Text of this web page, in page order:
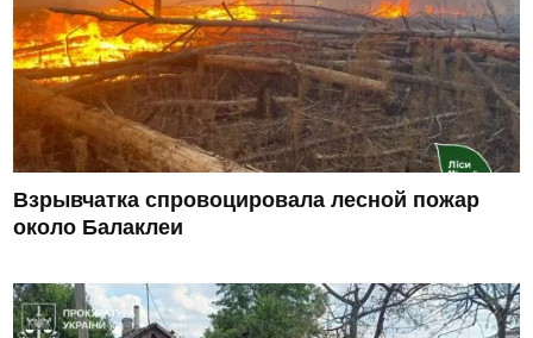
Взрывчатка спровоцировала лесной пожар
около Балаклеи